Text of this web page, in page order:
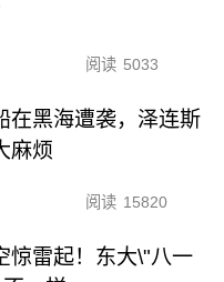
阅读 5033
在黑海遭袭，泽连斯
麻烦
阅读 15820
惊雷起！东大\"八一